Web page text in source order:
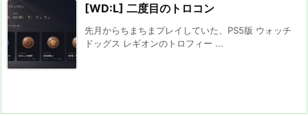
[WD:L] 二度目のトロコン
先月からちまちまプレイしていた、PS5版 ウォッチ
ドッグス レギオンのトロフィー ...